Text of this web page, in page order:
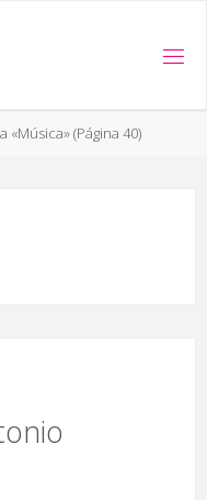
«Música»(Página 40)